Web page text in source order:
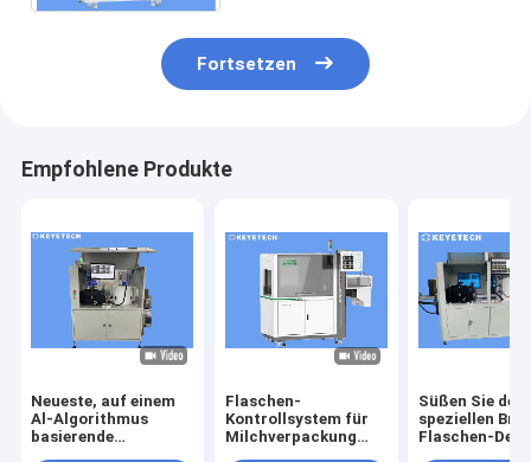
Fortsetzen
Empfohlene Produkte
Neueste, auf einem
Al-Algorithmus
basierende
Flaschen-
Kontrollsystem für
Milchverpackung
Süßen Sie den
speziellen
Flaschen-